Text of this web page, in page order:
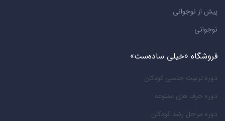
پیش از نوجوانی
نوجوانی
فروشگاه «خیلی ساده‌ست»
دوره تربیت جنسی کودکان
دوره حرف های ممنوعه
دوره مراحل رشد کودکان